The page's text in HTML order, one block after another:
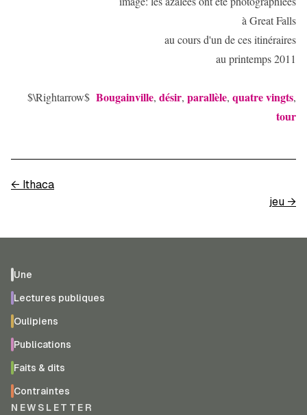
à Great Falls
au cours d'un de ces itinéraires
au printemps 2011
$\Rightarrow$ Bougainville, désir, parallèle, quatre vingts,
tour
← Ithaca
jeu →
Une
Lectures publiques
Oulipiens
Publications
Faits & dits
Contraintes
NEWSLETTER